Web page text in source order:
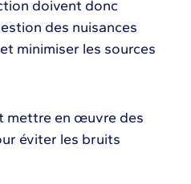
doivent donc
des nuisances
minimiser les sources
mettre en œuvre des
éviter les bruits